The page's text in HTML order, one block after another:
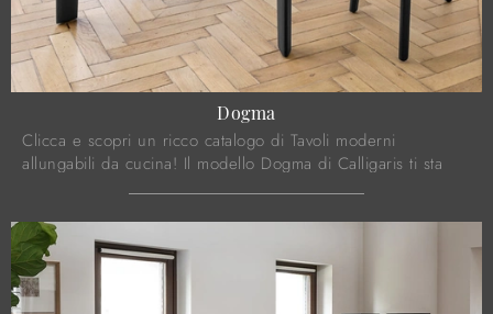
Dogma
Clicca e scopri un ricco catalogo di Tavoli moderni
allungabili da cucina! Il modello Dogma di Calligaris ti sta